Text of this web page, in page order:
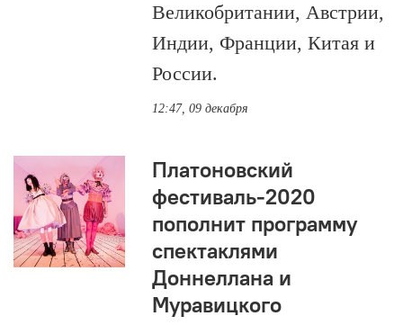
Великобритании, Австрии,
Индии, Франции, Китая и
России.
12:47, 09 декабря
Платоновский
фестиваль-2020
пополнит программу
спектаклями
Доннеллана и
Муравицкого